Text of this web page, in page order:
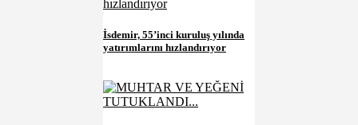
İsdemir, 55’inci kuruluş yılında
yatırımlarını hızlandırıyor